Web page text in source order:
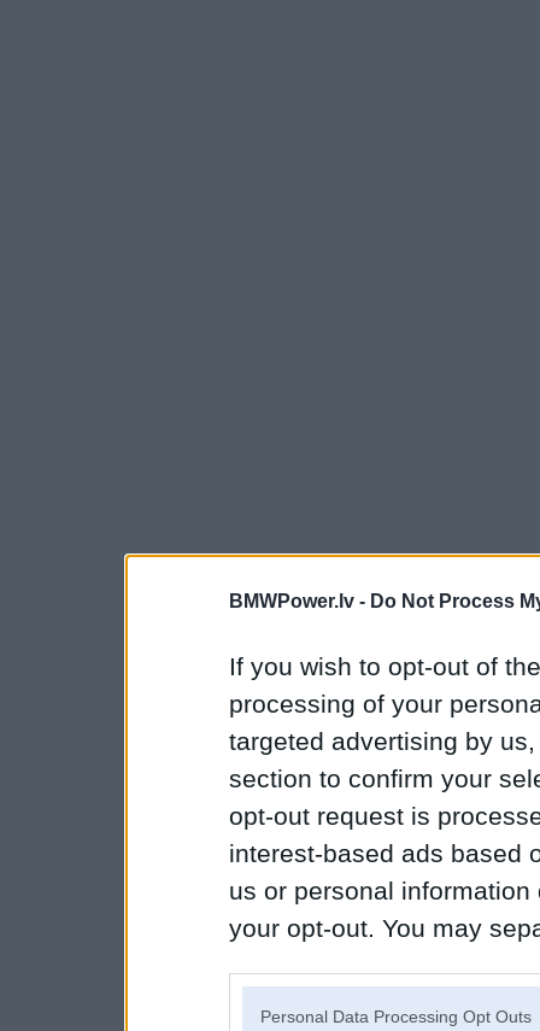
BMWPower.lv - Do Not Process
If you wish to opt-out of
processing of your
targeted advertising by
section to confirm your
opt-out request is
interest-based ads based
us or personal
your opt-out. You may
Personal Data Processing Opt Outs